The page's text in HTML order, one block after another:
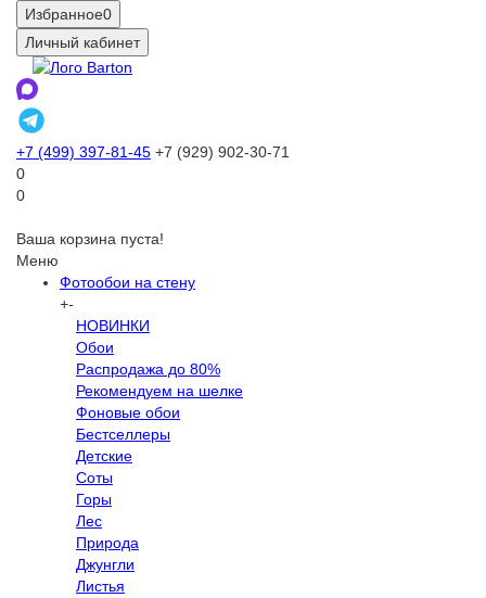
Избранное0
Личный кабинет
+7 (499) 397-81-45 +7 (929) 902-30-71
0
0
Ваша корзина пуста!
Меню
Фотообои на стену
+-
НОВИНКИ
Обои
Распродажа до 80%
Рекомендуем на шелке
Фоновые обои
Бестселлеры
Детские
Соты
Горы
Лес
Природа
Джунгли
Листья